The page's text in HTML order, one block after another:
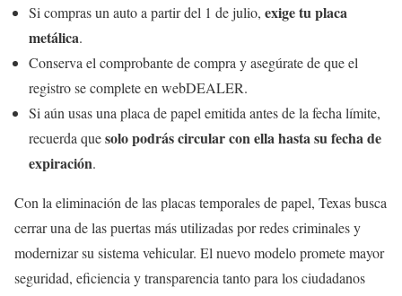
Si compras un auto a partir del 1 de julio, exige tu placa
metálica.
Conserva el comprobante de compra y asegúrate de que el
registro se complete en webDEALER.
Si aún usas una placa de papel emitida antes de la fecha límite,
recuerda quesolo podrás circular con ella hasta su fecha de
expiración.
Con la eliminación de las placas temporales de papel, Texas busca
cerrar una de las puertas más utilizadas por redes criminales y
modernizar su sistema vehicular. El nuevo modelo promete mayor
seguridad, eficiencia y transparencia tanto para los ciudadanos